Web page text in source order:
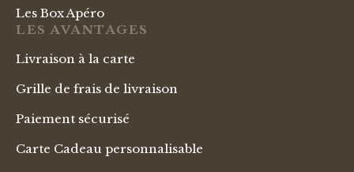
Les Box Apéro
LES AVANTAGES
Livraison à la carte
Grille de frais de livraison
Paiement sécurisé
Carte Cadeau personnalisable